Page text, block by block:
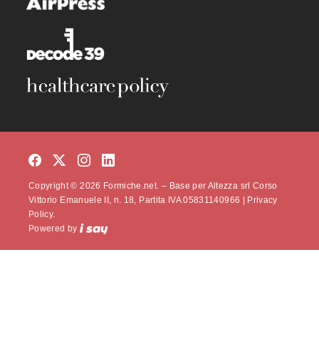
Copyright © 2026 Formiche.net. – Base per Altezza srl Corso
Vittorio Emanuele II, n. 18, Partita IVA 05831140966 |
Privacy
Policy.
Powered by